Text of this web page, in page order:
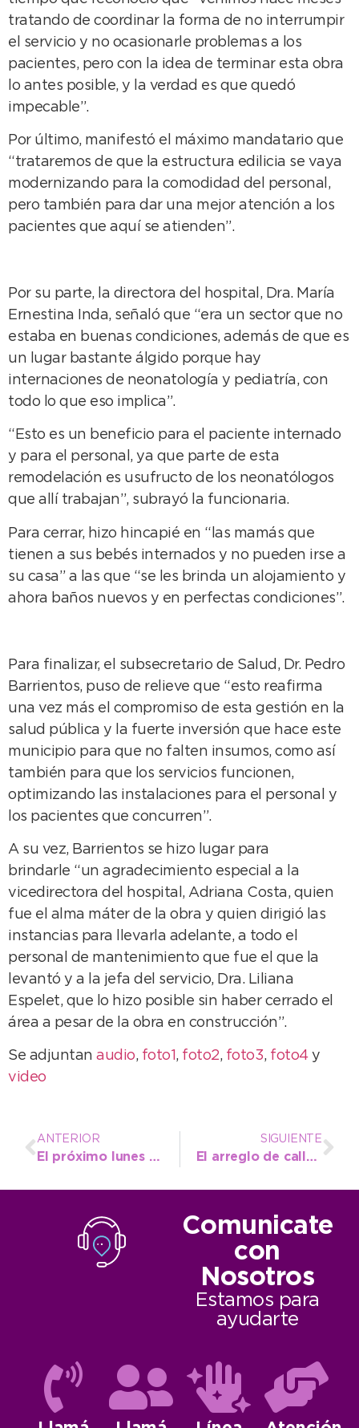
tratando de coordinar la forma de no interrumpir
el servicio y no ocasionarle problemas a los
pacientes, pero con la idea de terminar esta obra
lo antes posible, y la verdad es que quedó
impecable”.
Por último, manifestó el máximo mandatario que
“trataremos de que la estructura edilicia se vaya
modernizando para la comodidad del personal,
pero también para dar una mejor atención a los
pacientes que aquí se atienden”.
Por su parte, la directora del hospital, Dra. María
Ernestina Inda, señaló que “era un sector que no
estaba en buenas condiciones, además de que es
un lugar bastante álgido porque hay
internaciones de neonatología y pediatría, con
todo lo que eso implica”.
“Esto es un beneficio para el paciente internado
y para el personal, ya que parte de esta
remodelación es usufructo de los neonatólogos
que allí trabajan”, subrayó la funcionaria.
Para cerrar, hizo hincapié en “las mamás que
tienen a sus bebés internados y no pueden irse a
su casa” a las que “se les brinda un alojamiento y
ahora baños nuevos y en perfectas condiciones”.
Para finalizar, el subsecretario de Salud, Dr. Pedro
Barrientos, puso de relieve que “esto reafirma
una vez más el compromiso de esta gestión en la
salud pública y la fuerte inversión que hace este
municipio para que no falten insumos, como así
también para que los servicios funcionen,
optimizando las instalaciones para el personal y
los pacientes que concurren”.
A su vez, Barrientos se hizo lugar para
brindarle “un agradecimiento especial a la
vicedirectora del hospital, Adriana Costa, quien
fue el alma máter de la obra y quien dirigió las
instancias para llevarla adelante, a todo el
personal de mantenimiento que fue el que la
levantó y a la jefa del servicio, Dra. Liliana
Espelet, que lo hizo posible sin haber cerrado el
área a pesar de la obra en construcción”.
Se adjuntan audio, foto1 , foto2, foto3, foto4 y
video
ANTERIOR
El próximo lunes abren la inscripción para la Tecnicatura en Enfermería
SIGUIENTE
El arreglo de calles impacta en los vecinos: “Hoy vamos a vivir como la gente”
Comunicate
con
Nosotros
Estamos para
ayudarte